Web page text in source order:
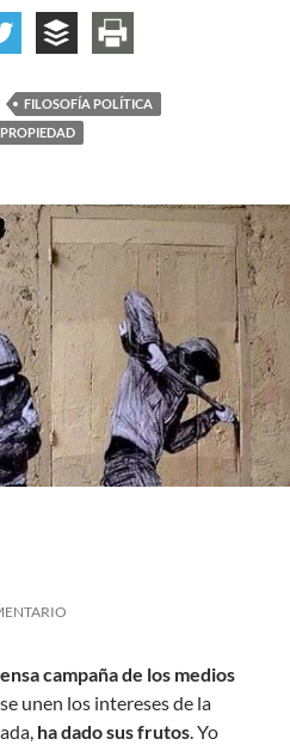
FILOSOFÍA POLÍTICA
PROPIEDAD
campaña de los medios
unen los intereses de la
ha dado sus frutos. Yo